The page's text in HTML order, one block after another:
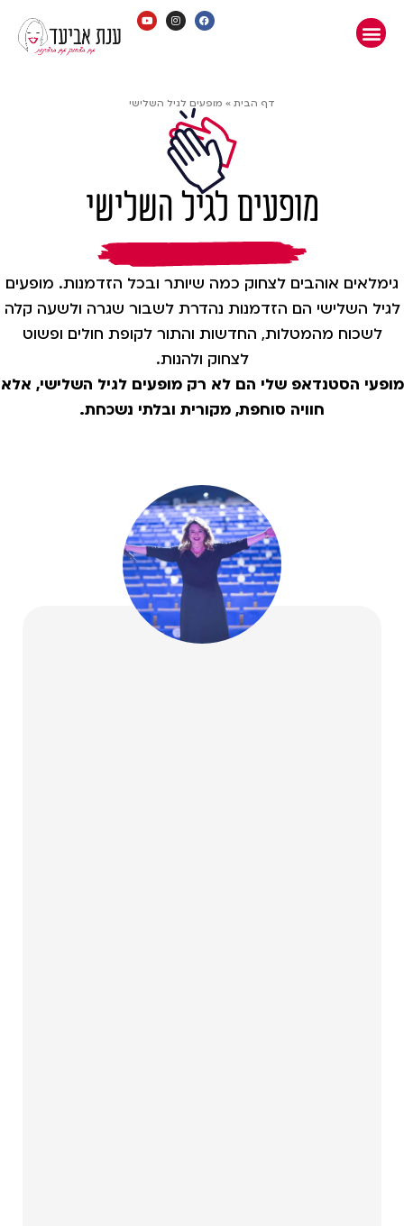
דף הבית » מופעים לגיל השלישי
מופעים לגיל השלישי
גימלאים אוהבים לצחוק כמה שיותר ובכל הזדמנות. מופעים
לגיל השלישי הם הזדמנות נהדרת לשבור שגרה ולשעה קלה
לשכוח מהמטלות, החדשות והתור לקופת חולים ופשוט
לצחוק ולהנות.
מופעי הסטנדאפ שלי הם לא רק מופעים לגיל השלישי, אלא
חוויה סוחפת, מקורית ובלתי נשכחת.